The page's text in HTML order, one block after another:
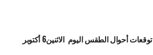
توقعات أحوال الطقس اليوم الاثنين6 أكتوبر